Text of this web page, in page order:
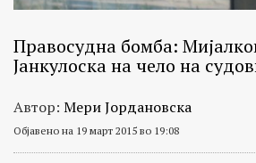
Правосудна бомба:
Јанкулоска на чело на
Автор: Мери Јордановска
Објавено на 19 март 2015 во 19:08